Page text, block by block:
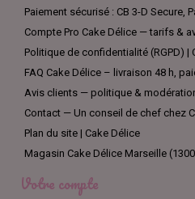
Paiement sécurisé : CB 3-D Secure,
Compte Pro Cake Délice — tarifs &
Politique de confidentialité (RGPD) |
FAQ Cake Délice – livraison 48 h,
Avis clients — politique &
Contact — Un conseil de chef chez
Plan du site | Cake Délice
Magasin Cake Délice Marseille
Votre compte